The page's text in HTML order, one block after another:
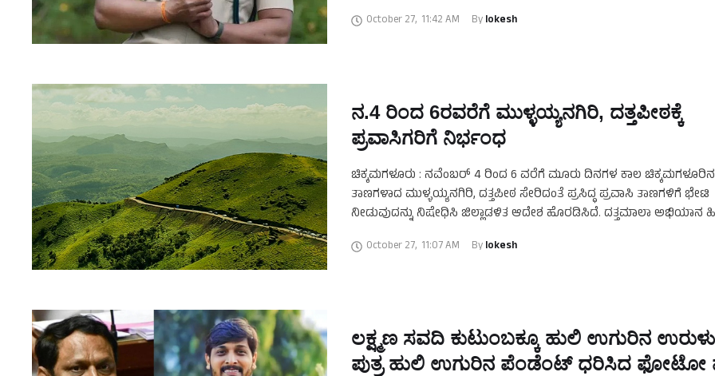
October 27, 11:42 AM By lokesh
ನ.4 ರಿಂದ 6ರವರೆಗೆ ಮುಳ್ಳಯ್ಯನಗಿರಿ, ದತ್ತಪೀಠಕ್ಕೆ
ಪ್ರವಾಸಿಗರಿಗೆ ನಿರ್ಭಂಧ
ಚಿಕ್ಕಮಗಳೂರು : ನವೆಂಬರ್ 4 ರಿಂದ 6 ವರೆಗೆ ಮೂರು ದಿನಗಳ ಕಾಲ ಚಿಕ್ಕಮಗಳೂರಿನ
ತಾಣಗಳಾದ ಮುಳ್ಳಯ್ಯನಗಿರಿ, ದತ್ತಪೀಠ ಸೇರಿದಂತೆ ಪ್ರಸಿದ್ಧ ಪ್ರವಾಸಿ ತಾಣಗಳಿಗೆ ಭೇಟಿ
ನೀಡುವುದನ್ನು ನಿಷೇಧಿಸಿ ಜಿಲ್ಲಾಡಳಿತ ಆದೇಶ ಹೊರಡಿಸಿದೆ. ದತ್ತಮಾಲಾ ಅಭಿಯಾನ
October 27, 11:07 AM By lokesh
ಲಕ್ಷ್ಮಣ ಸವದಿ ಕುಟುಂಬಕ್ಕೂ ಹುಲಿ ಉಗುರಿನ
ಪುತ್ರ ಹುಲಿ ಉಗುರಿನ ಪೆಂಡೆಂಟ್ ಧರಿಸಿದ ಫೋಟೋ